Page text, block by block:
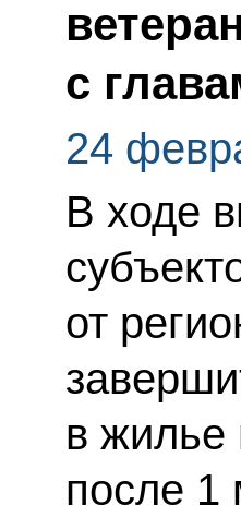
с
24
В ходе
от
в жилье
после 1